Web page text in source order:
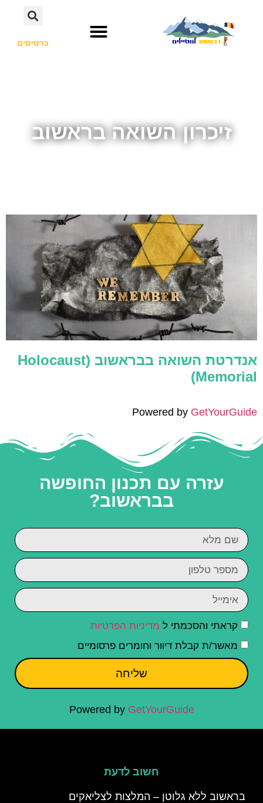
כרטיסים
זיכרון השואה בראשוב
אנדרטת השואה בבראשוב (Holocaust
Memorial)
Powered by GetYourGuide
עזרה עם תכנון החופשה
בבראשוב?
קראתי והסכמתי ל מדיניות הפרטיות
מאשר/ת קבלת דיוור וחומרים פרסומיים
שליחה
Powered by GetYourGuide
חשוב לדעת
בראשוב ללא גלוטן – המלצות לצליאקים